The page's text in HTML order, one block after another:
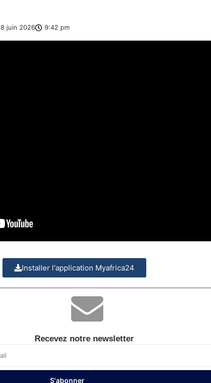
8 juin 2026 9:42 pm
Installer l'application Myafrica24
Recevez notre newsletter